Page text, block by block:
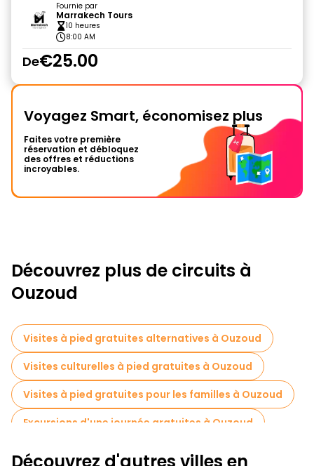
Fournie par
Marrakech Tours
10 heures
8:00 AM
De€25.00
Voyagez Smart, économisez plus
Faites votre première
réservation et débloquez
des offres et réductions
incroyables.
Découvrez plus de circuits à
Ouzoud
Visites à pied gratuites alternatives à Ouzoud
Visites culturelles à pied gratuites à Ouzoud
Visites à pied gratuites pour les familles à Ouzoud
Excursions d'une journée gratuites à Ouzoud